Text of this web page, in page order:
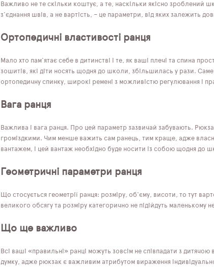
Важливо не те скільки коштує, а те, наскільки якісно зроблений
з'єднання швів, а не вартість, – це параметри, від яких залежить
Ортопедичні властивості ранця
Мало хто пам'ятає себе в дитинстві і те, як ваші плечі та спина
зошитів, які діти носять щодня до школи, збільшилась у рази.
ортопедичну спинку, широкі ремені з можливістю регулювання і
Вага ранця
Важлива і вага ранця. Про цей параметр зазвичай забувають.
громіздкими. Чим менше важить сам ранець, тим краще, адже
вантажем, і цей вантаж необхідно буде носити із собою щодня до
Геометричні параметри ранця
Що стосується геометрії ранця: розміру, об'єму, висоти, то тут
великого обсягу та розміру категорично не підійдуть маленькому
Що ще важливо
Всі ваші «правильні» ранці можуть зовсім не співпадати з
думку, адже рюкзак є важливим атрибутом вираження